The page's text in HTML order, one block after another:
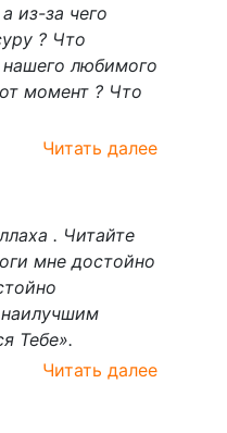
из-за чего
? Что
любимого
момент ? Что
Читать далее
. Читайте
мне достойно
наилучшим
Тебе».
Читать далее